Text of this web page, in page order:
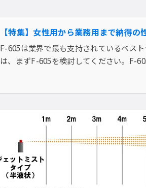
【特集】女性用から業務用まで納得
F-605は業界で最も支持されているベス
は、まずF-605を検討してください。F-